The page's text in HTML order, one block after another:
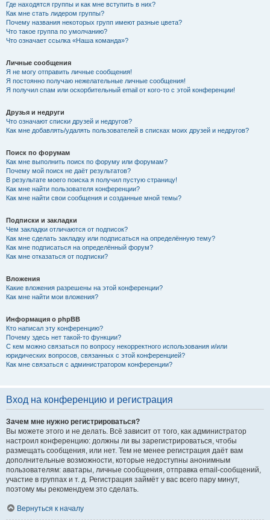
Где находятся группы и как мне вступить в них?
Как мне стать лидером группы?
Почему названия некоторых групп имеют разные цвета?
Что такое группа по умолчанию?
Что означает ссылка «Наша команда»?
Личные сообщения
Я не могу отправить личные сообщения!
Я постоянно получаю нежелательные личные сообщения!
Я получил спам или оскорбительный email от кого-то с этой конференции!
Друзья и недруги
Что означают списки друзей и недругов?
Как мне добавлять/удалять пользователей в списках моих друзей и недругов?
Поиск по форумам
Как мне выполнить поиск по форуму или форумам?
Почему мой поиск не даёт результатов?
В результате моего поиска я получил пустую страницу!
Как мне найти пользователя конференции?
Как мне найти свои сообщения и созданные мной темы?
Подписки и закладки
Чем закладки отличаются от подписок?
Как мне сделать закладку или подписаться на определённую тему?
Как мне подписаться на определённый форум?
Как мне отказаться от подписки?
Вложения
Какие вложения разрешены на этой конференции?
Как мне найти мои вложения?
Информация о phpBB
Кто написал эту конференцию?
Почему здесь нет такой-то функции?
С кем можно связаться по вопросу некорректного использования и/или
юридических вопросов, связанных с этой конференцией?
Как мне связаться с администратором конференции?
Вход на конференцию и регистрация
Зачем мне нужно регистрироваться?
Вы можете этого и не делать. Всё зависит от того, как администратор
настроил конференцию: должны ли вы зарегистрироваться, чтобы
размещать сообщения, или нет. Тем не менее регистрация даёт вам
дополнительные возможности, которые недоступны анонимным
пользователям: аватары, личные сообщения, отправка email-сообщений,
участие в группах и т. д. Регистрация займёт у вас всего пару минут,
поэтому мы рекомендуем это сделать.
Вернуться к началу